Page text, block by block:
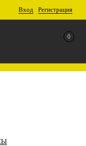
Вход Регистрация
0